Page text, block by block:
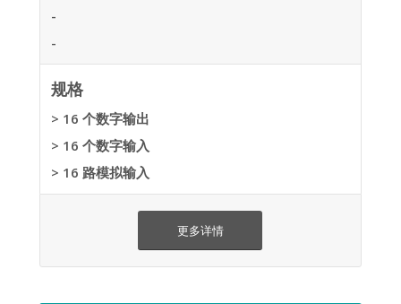
-
-
规格
> 16 个数字输出
> 16 个数字输入
> 16 路模拟输入
更多详情